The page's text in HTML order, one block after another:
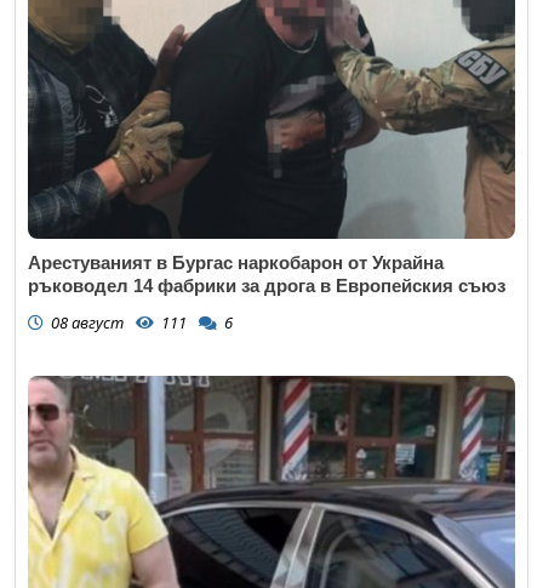
Арестуваният в Бургас наркобарон от Украйна
ръководел 14 фабрики за дрога в Европейския съюз
08 август 111 6